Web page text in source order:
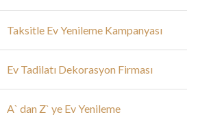
Taksitle Ev Yenileme Kampanyası
Ev Tadilatı Dekorasyon Firması
A` dan Z` ye Ev Yenileme